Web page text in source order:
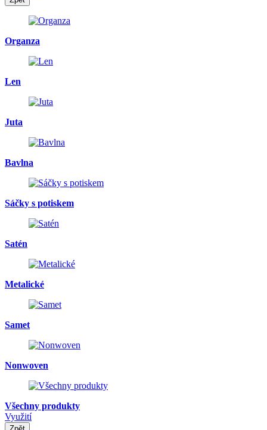
Organza
Len
Juta
Bavlna
Sáčky s potiskem
Satén
Metalické
Samet
Nonwoven
Všechny produkty
Využití